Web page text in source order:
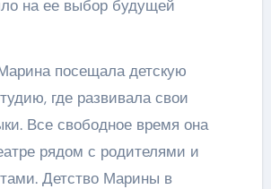
на ее выбор будущей
посещала детскую
где развивала свои
Все свободное время она
рядом с родителями и
Детство Марины в